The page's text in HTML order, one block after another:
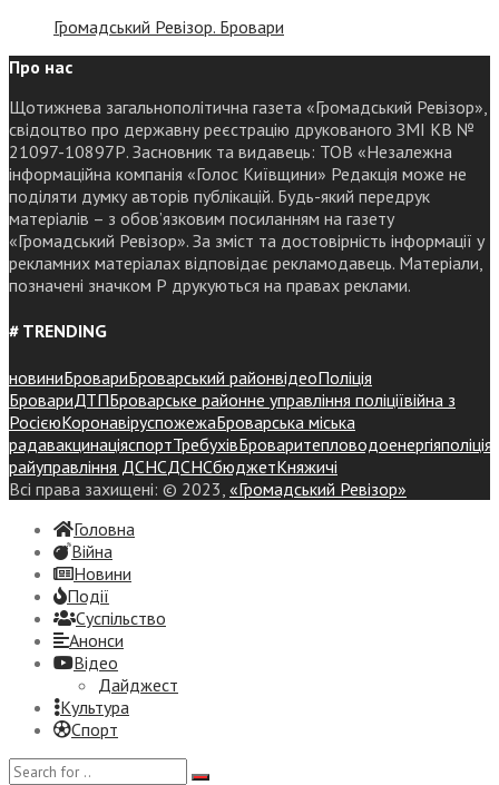
Громадський Ревізор. Бровари
Про нас
Щотижнева загальнополітична газета «Громадський Ревізор»,
свідоцтво про державну реєстрацію друкованого ЗМІ КВ №
21097-10897Р. Засновник та видавець: ТОВ «Незалежна
інформаційна компанія «Голос Київщини» Редакція може не
поділяти думку авторів публікацій. Будь-який передрук
матеріалів – з обов’язковим посиланням на газету
«Громадський Ревізор». За зміст та достовірність інформації у
рекламних матеріалах відповідає рекламодавець. Матеріали,
позначені значком Р друкуються на правах реклами.
# TRENDING
новиниБровариБроварський районвідеоПоліція
БровариДТПБроварське районне управління поліціївійна з
РосієюКоронавіруспожежаБроварська міська
радавакцинаціяспортТребухівБроваритепловодоенергіяполіція
райуправління ДСНСДСНСбюджетКняжичі
Всі права захищені: © 2023, «Громадський Ревізор»
Головна
Війна
Новини
Події
Суспiльство
Анонси
Відео
Дайджест
Культура
Спорт